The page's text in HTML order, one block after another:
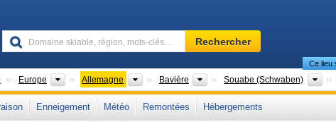
Domaine
skiable,
mots-
clés…
Rechercher
Europe Continents
Allemagne PaysBavière États fédéraux (Länder)
Souabe (Schwaben)
Ce lieu
aussi en/au/aux : Alpes de l'Allgäu Allgäu Alpes allemandes Bavière du Sud
Alpes orientales Alpes Europe de l'Ouest Europe centrale
Enneigement Météo Remontées
Hébergements